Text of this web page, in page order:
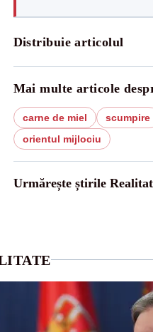
Distribuie articolul
Mai multe articole
carne de miel scumpire
orientul mijlociu
Urmărește știrile